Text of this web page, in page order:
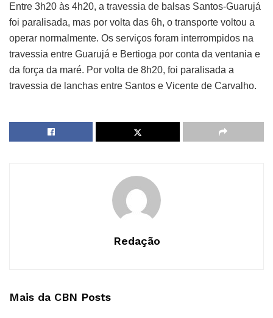
Entre 3h20 às 4h20, a travessia de balsas Santos-Guarujá
foi paralisada, mas por volta das 6h, o transporte voltou a
operar normalmente. Os serviços foram interrompidos na
travessia entre Guarujá e Bertioga por conta da ventania e
da força da maré. Por volta de 8h20, foi paralisada a
travessia de lanchas entre Santos e Vicente de Carvalho.
Redação
Mais da CBN Posts